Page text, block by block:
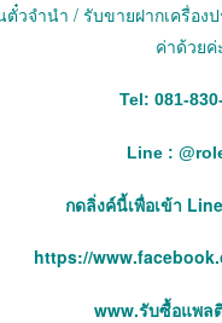
วจำนำ / รับขายฝากเครื่อ
ค่าด้วยค่
Tel: 081-
Line : @
กดลิ่งค์นี้เพื่อเข้า
https://
www.รับซื้อแพล